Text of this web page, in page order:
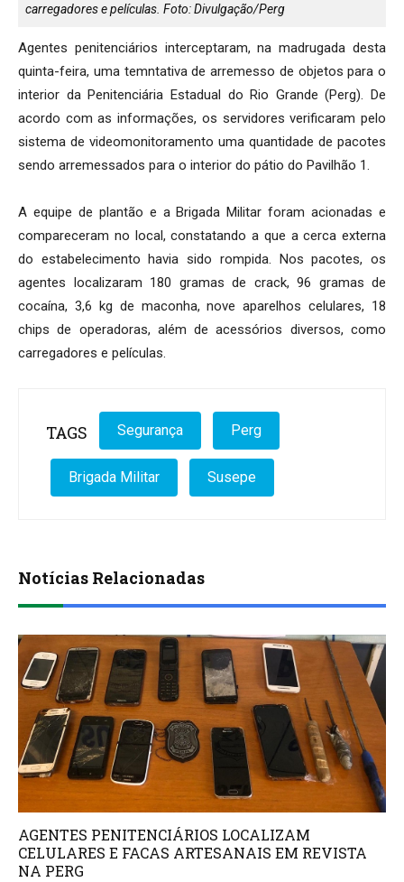
carregadores e películas. Foto: Divulgação/Perg
Agentes penitenciários interceptaram, na madrugada desta
quinta-feira, uma temntativa de arremesso de objetos para o
interior da Penitenciária Estadual do Rio Grande (Perg). De
acordo com as informações, os servidores verificaram pelo
sistema de videomonitoramento uma quantidade de pacotes
sendo arremessados para o interior do pátio do Pavilhão 1.
A equipe de plantão e a Brigada Militar foram acionadas e
compareceram no local, constatando a que a cerca externa
do estabelecimento havia sido rompida. Nos pacotes, os
agentes localizaram 180 gramas de crack, 96 gramas de
cocaína, 3,6 kg de maconha, nove aparelhos celulares, 18
chips de operadoras, além de acessórios diversos, como
carregadores e películas.
TAGS Segurança Perg
Brigada Militar Susepe
Notícias Relacionadas
AGENTES PENITENCIÁRIOS LOCALIZAM
CELULARES E FACAS ARTESANAIS EM REVISTA
NA PERG